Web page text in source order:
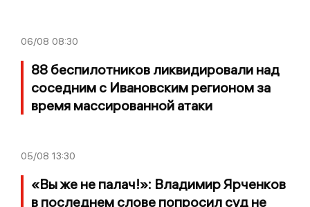
06/08 08:30
88 беспилотников ликвидировали над
соседним с Ивановским регионом за
время массированной атаки
05/08 13:30
«Вы же не палач!»: Владимир Ярченков
в последнем слове попросил суд не